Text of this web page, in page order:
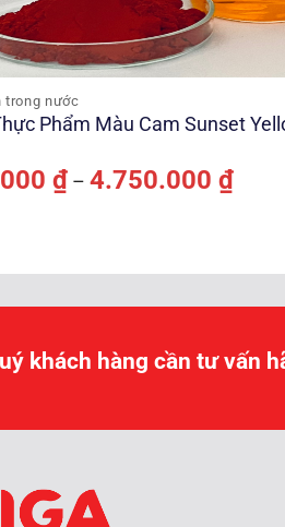
trong nước
Phẩm Màu Cam Sunset
₫ – 4.750.000 ₫giá:
khách hàng cần tư vấn